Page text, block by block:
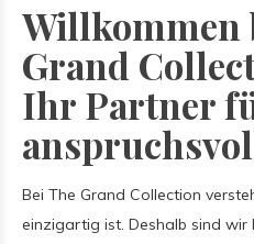
Willkommen
Grand
Ihr Partner
Bei The Grand Collection
einzigartig ist. Deshalb sind wir